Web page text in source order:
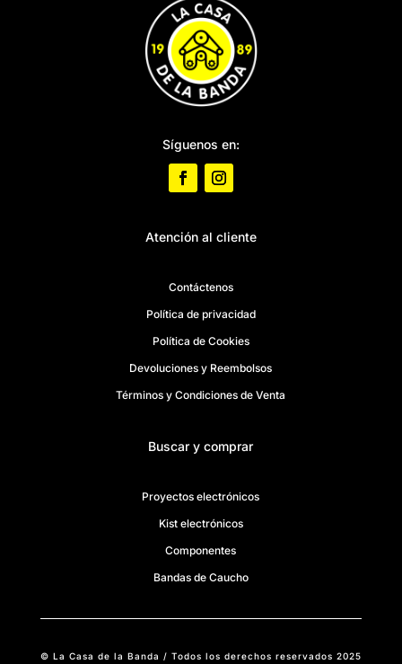
Síguenos en:
Atención al cliente
Contáctenos
Política de privacidad
Política de Cookies
Devoluciones y Reembolsos
Términos y Condiciones de Venta
Buscar y comprar
Proyectos electrónicos
Kist electrónicos
Componentes
Bandas de Caucho
© La Casa de la Banda / Todos los derechos reservados 2025